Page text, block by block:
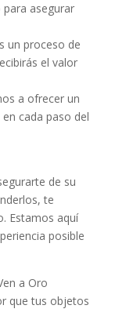
asegurar
un proceso de
el valor
a ofrecer un
cada paso del
de su
te
Estamos aquí
posible
a Oro
que tus objetos